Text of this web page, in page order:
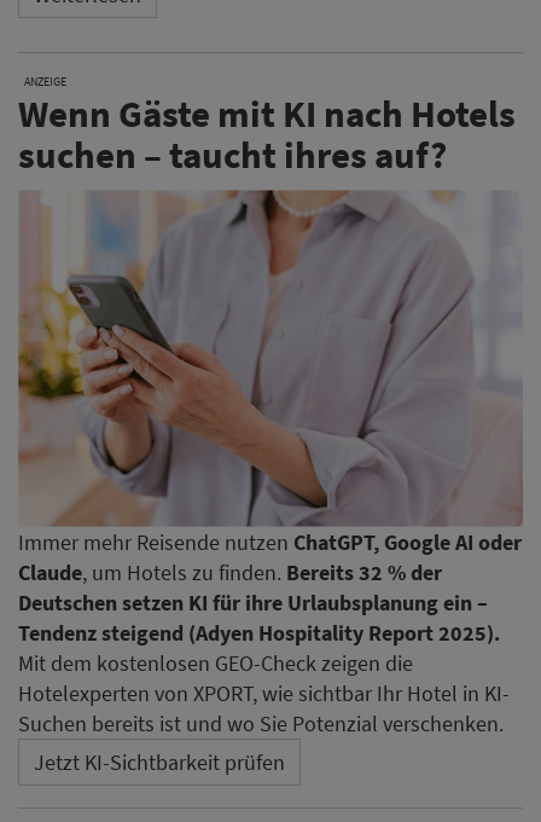
ANZEIGE
Wenn Gäste mit KI nach Hotels
suchen – taucht ihres auf?
Immer mehr Reisende nutzen ChatGPT, Google AI oder
Claude, um Hotels zu finden. Bereits 32 % der
Deutschen setzen KI für ihre Urlaubsplanung ein –
Tendenz steigend (Adyen Hospitality Report 2025).
Mit dem kostenlosen GEO-Check zeigen die
Hotelexperten von XPORT, wie sichtbar Ihr Hotel in KI-
Suchen bereits ist und wo Sie Potenzial verschenken.
Jetzt KI-Sichtbarkeit prüfen